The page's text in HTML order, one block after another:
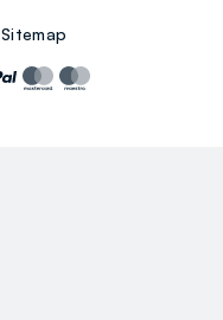
Sitemap